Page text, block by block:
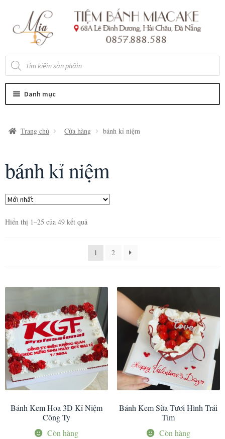
đến
Điều
đến
nội
Tìm
kiếm
sản
Danh mục
Trang chủ Cửa hàng bánh kỉ niệm
bánh kỉ niệm
Hiển thị 1–25 của 49 kết quả
1 2
Bánh Kem Hoa 3D Kỉ Niệm
Công Ty
Còn hàng
Bánh Kem Sữa Tươi Hình Trái
Tim
Còn hàng